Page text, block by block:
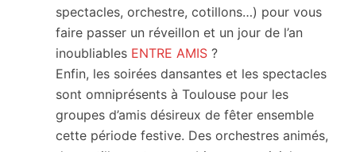
spectacles, orchestre, cotillons…) pour vous
faire passer un réveillon et un jour de l’an
inoubliables ENTRE AMIS ?
Enfin, les soirées dansantes et les spectacles
sont omniprésents à Toulouse pour les
groupes d’amis désireux de fêter ensemble
cette période festive. Des orchestres animés,